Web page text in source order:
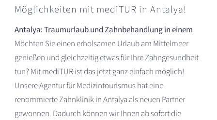
Möglichkeiten mit mediTUR in Antalya!
Antalya: Traumurlaub und Zahnbehandlung in einem
Möchten Sie einen erholsamen Urlaub am Mittelmeer
genießen und gleichzeitig etwas für Ihre Zahngesundheit
tun? Mit mediTUR ist das jetzt ganz einfach möglich!
Unsere Agentur für Medizintourismus hat eine
renommierte Zahnklinik in Antalya als neuen Partner
gewonnen. Dadurch können wir Ihnen ab sofort die